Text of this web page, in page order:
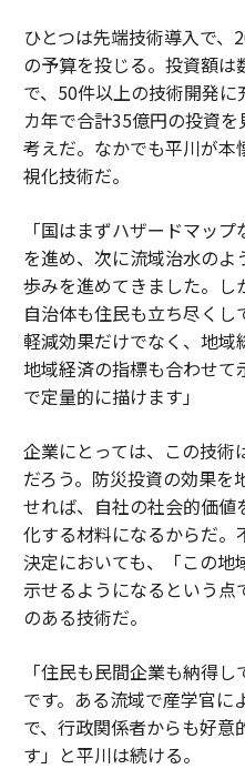
ひとつは先端技術導入で
の予算を投じる。投資額
で、50件以上の技術開発
カ年で合計35億円の投資
考えだ。なかでも平川が
視化技術だ。
「国はまずハザードマッ
を進め、次に流域治水のよ
歩みを進めてきました。
自治体も住民も立ち尽く
軽減効果だけでなく、地
地域経済の指標も合わせて
で定量的に描けます」
企業にとっては、この技術
だろう。防災投資の効果を
せれば、自社の社会的価
化する材料になるからだ
決定においても、「この地
示せるようになるという点
のある技術だ。
「住民も民間企業も納得
です。ある流域で産学官に
で、行政関係者からも好意
す」と平川は続ける。